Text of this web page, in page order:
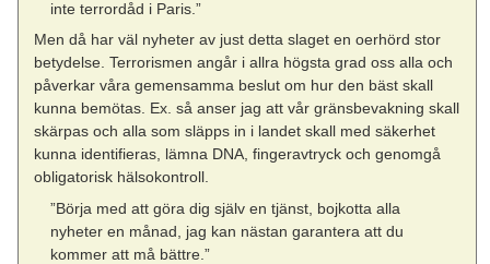
inte terrordåd i Paris.”
Men då har väl nyheter av just detta slaget en oerhörd stor
betydelse. Terrorismen angår i allra högsta grad oss alla och
påverkar våra gemensamma beslut om hur den bäst skall
kunna bemötas. Ex. så anser jag att vår gränsbevakning skall
skärpas och alla som släpps in i landet skall med säkerhet
kunna identifieras, lämna DNA, fingeravtryck och genomgå
obligatorisk hälsokontroll.
”Börja med att göra dig själv en tjänst, bojkotta alla
nyheter en månad, jag kan nästan garantera att du
kommer att må bättre.”